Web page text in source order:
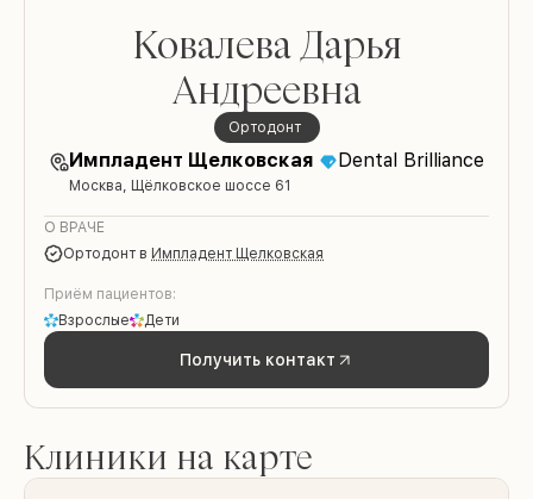
Ковалева Дарья
Андреевна
Ортодонт
Импладент Щелковская Dental Brilliance
Москва, Щёлковское шоссе 61
О ВРАЧЕ
Ортодонт в Импладент Щелковская
Приём пациентов:
Взрослые
Дети
Получить контакт
Клиники на карте